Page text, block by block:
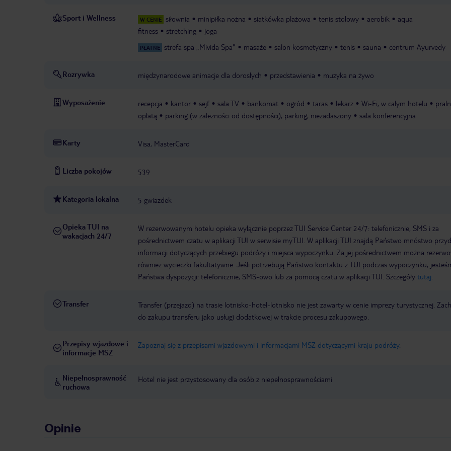
Sport i Wellness W CENIE siłownia minipiłka nożna siatkówka plażowa tenis stołowy aerobik
aqua
fitness
stretching joga
PŁATNE strefa spa „Mivida Spa" masaże salon kosmetyczny tenis sauna centrum Ayurvedy
Rozrywka międzynarodowe animacje dla dorosłych przedstawienia muzyka na żywo
Wyposażenie recepcja kantor sejf sala TV bankomat ogród taras lekarz Wi-Fi, w całym hotelu
opłatą
parking (w zależności od dostępności), parking, niezadaszony sala konferencyjna
Karty Visa, MasterCard
Liczba pokojów 539
Kategoria lokalna 5 gwiazdek
Opieka TUI na
wakacjach 24/7
W rezerwowanym hotelu opieka wyłącznie poprzez TUI Service Center 24/7: telefonicznie, SMS i za
pośrednictwem czatu w aplikacji TUI w serwisie myTUI. W aplikacji TUI znajdą Państwo mnóstwo
informacji dotyczących przebiegu podróży i miejsca wypoczynku. Za jej pośrednictwem można
również wycieczki fakultatywne. Jeśli potrzebują Państwo kontaktu z TUI podczas wypoczynku,
Państwa dyspozycji: telefonicznie, SMS-owo lub za pomocą czatu w aplikacji TUI. Szczegóły tutaj
Transfer
Transfer (przejazd) na trasie lotnisko-hotel-lotnisko nie jest zawarty w cenie imprezy turystycznej.
do zakupu transferu jako usługi dodatkowej w trakcie procesu zakupowego.
Przepisy wjazdowe i
informacje MSZ
Zapoznaj się z przepisami wjazdowymi i informacjami MSZ dotyczącymi kraju podróży.
Niepełnosprawność
ruchowa
Hotel nie jest przystosowany dla osób z niepełnosprawnościami
Opinie